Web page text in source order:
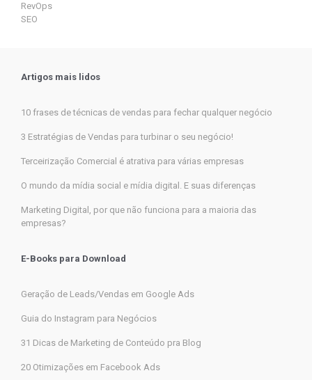
RevOps
SEO
Artigos mais lidos
10 frases de técnicas de vendas para fechar qualquer negócio
3 Estratégias de Vendas para turbinar o seu negócio!
Terceirização Comercial é atrativa para várias empresas
O mundo da mídia social e mídia digital. E suas diferenças
Marketing Digital, por que não funciona para a maioria das
empresas?
E-Books para Download
Geração de Leads/Vendas em Google Ads
Guia do Instagram para Negócios
31 Dicas de Marketing de Conteúdo pra Blog
20 Otimizações em Facebook Ads